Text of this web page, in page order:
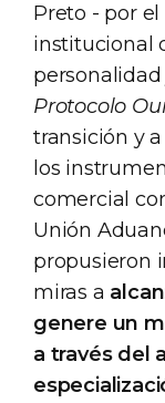
Preto - por
institucional
Protocolo
transición y
los
comercial
Unión
propusieron
miras a
genere un
a través del